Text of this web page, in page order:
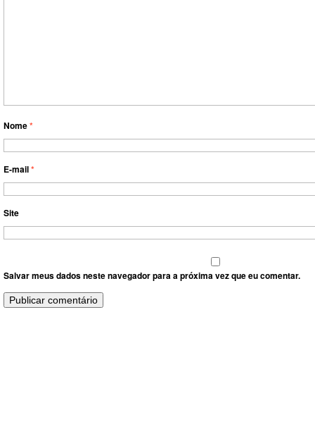
Nome*
E-mail*
Site
Salvar meus dados neste navegador para a próxima vez que eu comentar.